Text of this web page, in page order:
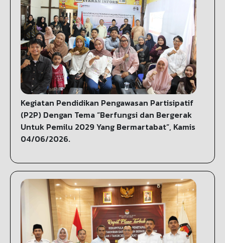
Kegiatan Pendidikan Pengawasan Partisipatif
(P2P) Dengan Tema “Berfungsi dan Bergerak
Untuk Pemilu 2029 Yang Bermartabat”, Kamis
04/06/2026.